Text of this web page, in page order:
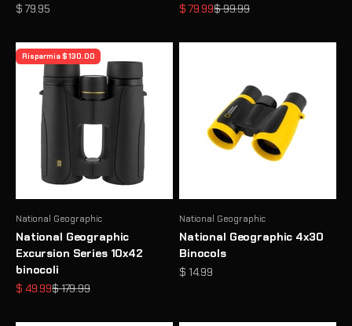
Prezzo scontato
$ 79.95
Prezzo scontato
$ 79.99Prezzo
$ 99.99
Risparmia $ 130.00
National Geographic
National Geographic
Excursion Series 10x42
binocoli
Prezzo scontato
$ 49.99Prezzo
$ 179.99
National Geographic
National Geographic 4x30
Binocols
Prezzo scontato
$ 14.99